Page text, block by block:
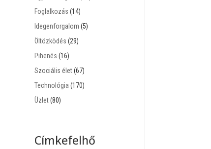
Foglalkozás (14)
Idegenforgalom (5)
Öltözködés (29)
Pihenés (16)
Szociális élet(67)
Technológia (170)
Üzlet(80)
Címkefelhő